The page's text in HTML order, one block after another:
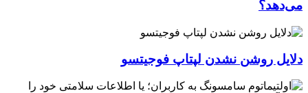
می‌دهد؟
دلایل روشن نشدن لپتاپ فوجیتسو